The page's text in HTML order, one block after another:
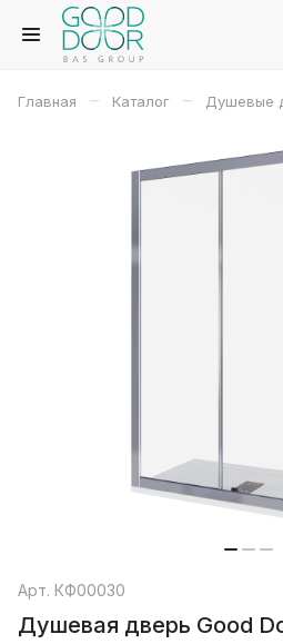
Главная – Каталог – Душевые
Арт. КФ00030
Душевая дверь Good